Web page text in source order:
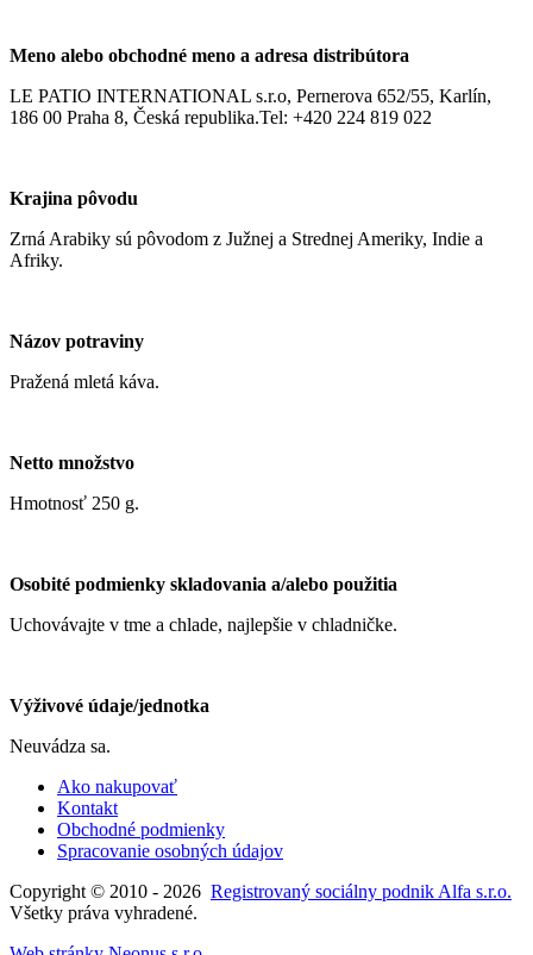
Meno alebo obchodné meno a adresa distribútora
LE PATIO INTERNATIONAL s.r.o, Pernerova 652/55, Karlín,
186 00 Praha 8, Česká republika.Tel: +420 224 819 022
Krajina pôvodu
Zrná Arabiky sú pôvodom z Južnej a Strednej Ameriky, Indie a
Afriky.
Názov potraviny
Pražená mletá káva.
Netto množstvo
Hmotnosť 250 g.
Osobité podmienky skladovania a/alebo použitia
Uchovávajte v tme a chlade, najlepšie v chladničke.
Výživové údaje/jednotka
Neuvádza sa.
Ako nakupovať
Kontakt
Obchodné podmienky
Spracovanie osobných údajov
Copyright © 2010 - 2026 Registrovaný sociálny podnik Alfa s.r.o.
Všetky práva vyhradené.